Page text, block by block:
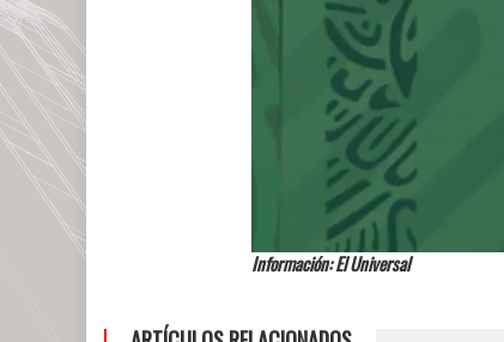
Información: El Universal